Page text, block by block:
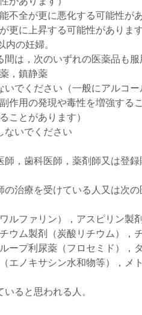
不全が更に悪化する可能性が
更に上昇する可能性があります
内の妊婦。
間は，次のいずれの医薬品も
，鎮静薬
いでください（一般にアルコ
作用の発現や毒性を増強する
ことがあります）
ないでください
師，歯科医師，薬剤師又は登
の治療を受けている人又は次
ルファリン），アスピリン製
ウム製剤（炭酸リチウム），
ープ利尿薬（フロセミド），
エノキサシン水和物等），メ
いると思われる人。